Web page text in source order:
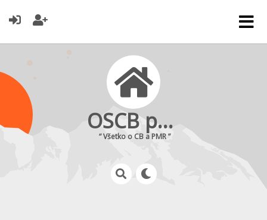
OSCB portál
“ Všetko o CB a PMR ”